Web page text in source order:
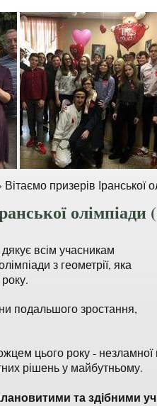
Вітаємо призерів Іранської
олімпіади
всім учасникам
з геометрії, яка
подальшого зростання,
цього року - незламної
рішень у майбутньому.
та здібними